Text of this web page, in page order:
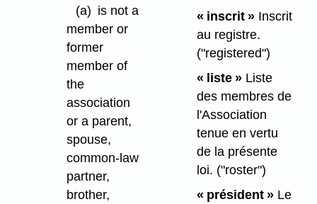
(a) is not a
member or
former
member of
the
association
or a parent,
spouse,
common-law
partner,
brother,
« inscrit »Inscrit
au registre.
("registered")
« liste »Liste
des membres de
l'Association
tenue en vertu
de la présente
loi. ("roster")
« président »Le